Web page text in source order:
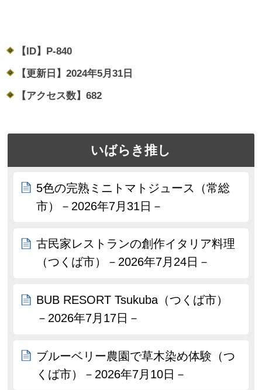
【ID】 P-840
【更新日】 2024年5月31日
【アクセス数】 682
いばらき推し
5色の完熟ミニトマトジュース（常総
市）－2026年7月31日－
古民家レストランの創作イタリア料理
（つくば市）－2026年7月24日－
BUB RESORT Tsukuba（つくば市）
－2026年7月17日－
ブルーベリー農園で草木染め体験（つ
くば市）－2026年7月10日－